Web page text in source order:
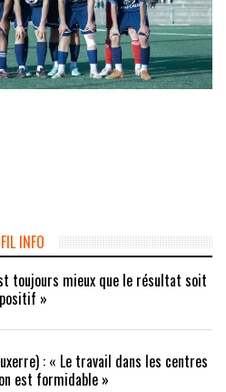
FIL INFO
toujours mieux que le résultat soit
positif »
: « Le travail dans les centres
est formidable »